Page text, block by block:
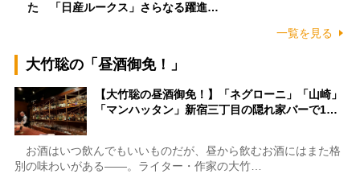
た 「日産ルークス」さらなる躍進…
一覧を見る
大竹聡の「昼酒御免！」
【大竹聡の昼酒御免！】「ネグローニ」「山崎」
「マンハッタン」新宿三丁目の隠れ家バーで1…
お酒はいつ飲んでもいいものだが、昼から飲むお酒にはまた格
別の味わいがある――。ライター・作家の大竹…